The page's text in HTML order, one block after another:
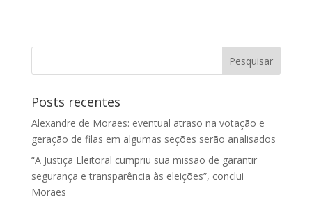
Posts recentes
Alexandre de Moraes: eventual atraso na votação e
geração de filas em algumas seções serão analisados
“A Justiça Eleitoral cumpriu sua missão de garantir
segurança e transparência às eleições”, conclui
Moraes